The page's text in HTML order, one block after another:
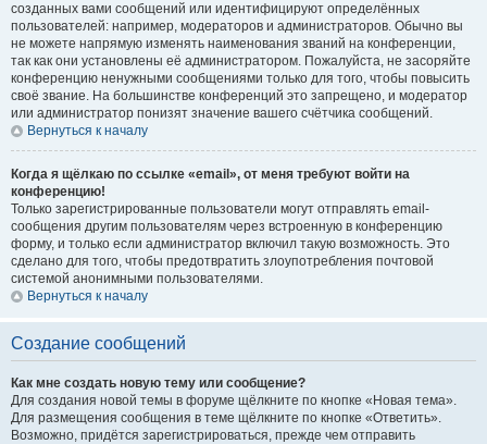
созданных вами сообщений или идентифицируют определённых
пользователей: например, модераторов и администраторов. Обычно вы
не можете напрямую изменять наименования званий на конференции,
так как они установлены её администратором. Пожалуйста, не засоряйте
конференцию ненужными сообщениями только для того, чтобы повысить
своё звание. На большинстве конференций это запрещено, и модератор
или администратор понизят значение вашего счётчика сообщений.
Вернуться к началу
Когда я щёлкаю по ссылке «email», от меня требуют войти на
конференцию!
Только зарегистрированные пользователи могут отправлять email-
сообщения другим пользователям через встроенную в конференцию
форму, и только если администратор включил такую возможность. Это
сделано для того, чтобы предотвратить злоупотребления почтовой
системой анонимными пользователями.
Вернуться к началу
Создание сообщений
Как мне создать новую тему или сообщение?
Для создания новой темы в форуме щёлкните по кнопке «Новая тема».
Для размещения сообщения в теме щёлкните по кнопке «Ответить».
Возможно, придётся зарегистрироваться, прежде чем отправить